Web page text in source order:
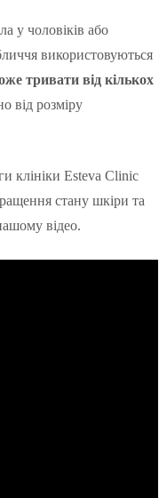
у чоловіків або
використовуються
тривати від кількох
від розміру
клініки Esteva Clinic
стану шкіри та
відео.